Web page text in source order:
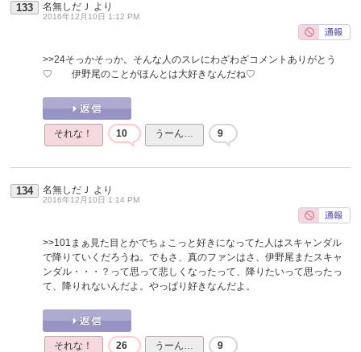
133 名無しだＪ より
2016年12月10日 1:12 PM
>>24そっかそっか。そんな人のスレにわざわざコメントありがとう
♡ 伊野尾のことがほんとは大好きなんだね♡
それな！ 10 うーん… 9
134 名無しだＪ より
2016年12月10日 1:14 PM
>>101 まぁ見た目とかでちょこっと好きになってた人はスキャンダル
で降りていくだろうね。でもさ、真のファンはさ、伊野尾またスキャ
ンダル・・・？って思って悲しくなったって、降りたいって思ったっ
て、降りれないんだよ。やっぱり好きなんだよ。
それな！ 26 うーん… 9